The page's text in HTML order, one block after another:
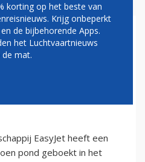
GROEIT MET
OVERNAME
EasyJet heeft een
pond geboekt in het
korting op het beste van
Krijg onbeperkt
de bijbehorende Apps.
het Luchtvaartnieuws
mat.